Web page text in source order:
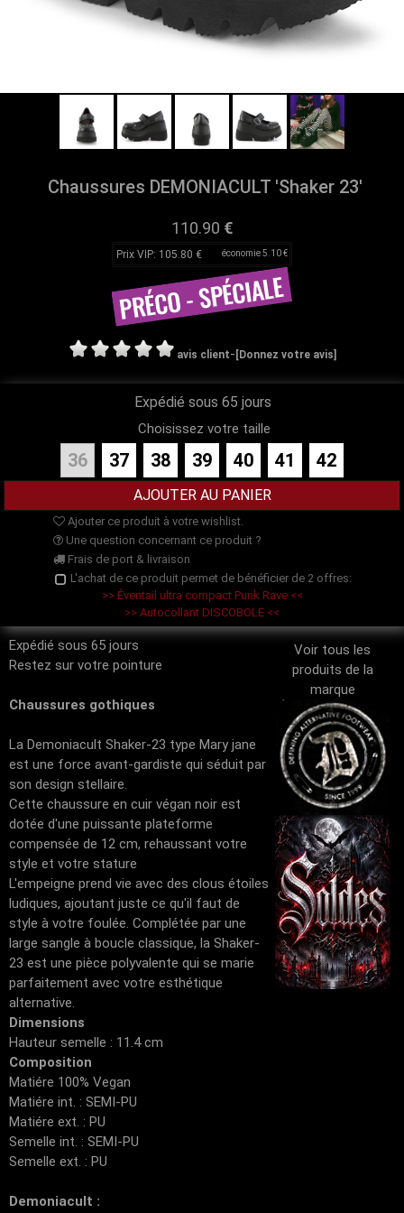
Chaussures DEMONIACULT 'Shaker 23'
110.90 €
Prix VIP: 105.80 € économie 5.10 €
avis client- [Donnez votre avis]
Expédié sous 65 jours
Choisissez votre taille
36 37 38 39 40 41 42
Ajouter ce produit à votre wishlist.
Une question concernant ce produit ?
Frais de port & livraison
L'achat de ce produit permet de bénéficier de 2 offres:
>> Éventail ultra compact Punk Rave <<
>> Autocollant DISCOBOLE <<
Voir tous les
produits de la
marque
Expédié sous 65 jours
Restez sur votre pointure
Chaussures gothiques
La Demoniacult Shaker-23 type Mary jane
est une force avant-gardiste qui séduit par
son design stellaire.
Cette chaussure en cuir végan noir est
dotée d'une puissante plateforme
compensée de 12 cm, rehaussant votre
style et votre stature
L'empeigne prend vie avec des clous étoiles
ludiques, ajoutant juste ce qu'il faut de
style à votre foulée. Complétée par une
large sangle à boucle classique, la Shaker-
23 est une pièce polyvalente qui se marie
parfaitement avec votre esthétique
alternative.
Dimensions
Hauteur semelle : 11.4 cm
Composition
Matiére 100% Vegan
Matiére int. : SEMI-PU
Matiére ext. : PU
Semelle int. : SEMI-PU
Semelle ext. : PU
Demoniacult :